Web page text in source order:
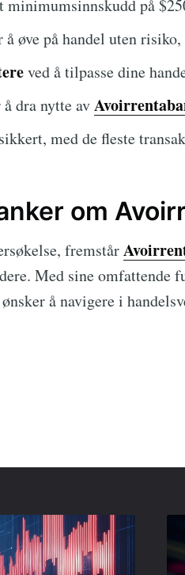
minimumsinnskudd på
å øve på handel uten
ved å tilpasse dine
dra nytte av
med de fleste
om
fremstår
Med sine omfattende
å navigere i